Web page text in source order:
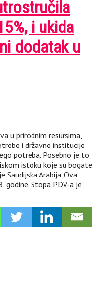
i ukida
dodatak u
u prirodnim resursima,
i državne institucije
potreba. Posebno je to
istoku koje su bogate
Saudijska Arabija. Ova
godine. Stopa PDV-a je